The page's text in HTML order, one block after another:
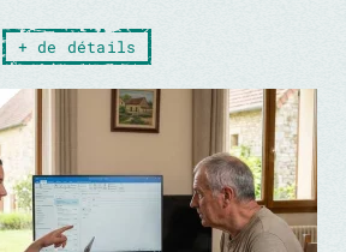
+ de détails